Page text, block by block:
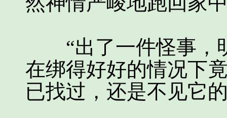
“出了一件怪事，
在绑得好好的情况下
已找过，还是不见它